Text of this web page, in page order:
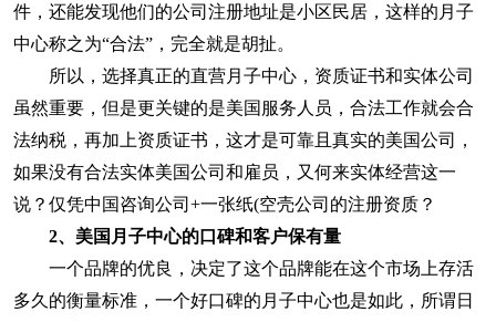
件，还能发现他们的公司注册地址是小区民居，这样的月子
中心称之为“合法”，完全就是胡扯。
所以，选择真正的直营月子中心，资质证书和实体公司
虽然重要，但是更关键的是美国服务人员，合法工作就会合
法纳税，再加上资质证书，这才是可靠且真实的美国公司，
如果没有合法实体美国公司和雇员，又何来实体经营这一
说？仅凭中国咨询公司+一张纸(空壳公司的注册资质？
2、美国月子中心的口碑和客户保有量
一个品牌的优良，决定了这个品牌能在这个市场上存活
多久的衡量标准，一个好口碑的月子中心也是如此，所谓日